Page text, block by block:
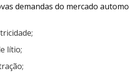
demandas do mercado
lítio;